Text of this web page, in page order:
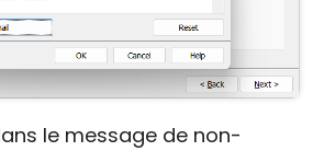
le message de non-